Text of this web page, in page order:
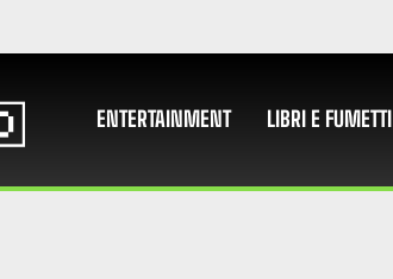
ENTERTAINMENT LIBRI E FUMETTI